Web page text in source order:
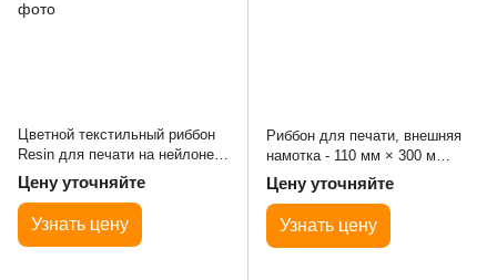
Цветной текстильный риббон
Resin для печати на нейлоне и
сатине, внешняя намотка – 40
мм x 300 м RT4U 941
Цену уточняйте
Узнать цену
Риббон для печати, внешняя
намотка - 110 мм × 300 м
(Resin) Premium RT4U 920
Цену уточняйте
Узнать цену